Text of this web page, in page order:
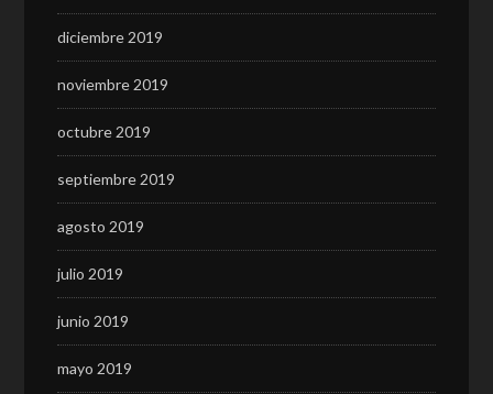
diciembre 2019
noviembre 2019
octubre 2019
septiembre 2019
agosto 2019
julio 2019
junio 2019
mayo 2019